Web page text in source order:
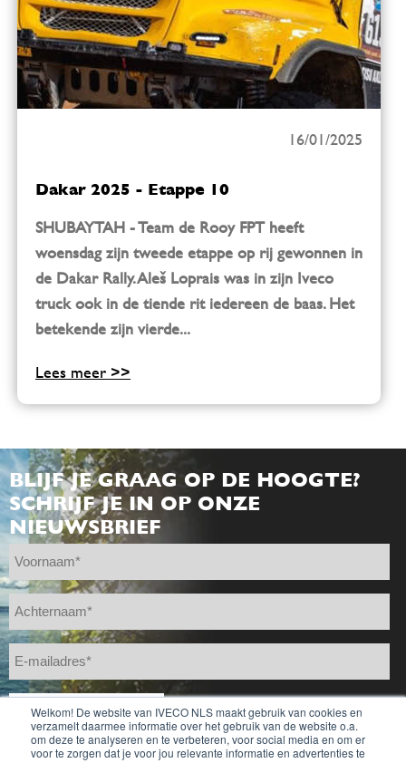
Welkom! De website van IVECO NLS maakt gebruik van cookies en
verzamelt daarmee informatie over het gebruik van de website o.a.
om deze te analyseren en te verbeteren, voor social media en om er
voor te zorgen dat je voor jou relevante informatie en advertenties te
16/01/2025
Dakar 2025 - Etappe 10
SHUBAYTAH - Team de Rooy FPT heeft
woensdag zijn tweede etappe op rij gewonnen in
de Dakar Rally. Aleš Loprais was in zijn Iveco
truck ook in de tiende rit iedereen de baas. Het
betekende zijn vierde...
Lees meer >>
BLIJF JE GRAAG OP DE HOOGTE?
SCHRIJF JE IN OP ONZE
NIEUWSBRIEF